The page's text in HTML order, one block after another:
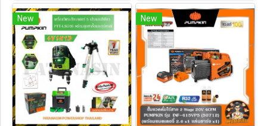
New New